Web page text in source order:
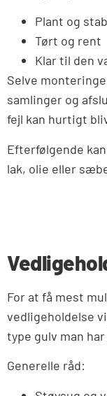
Plant og
Tørt og rent
Klar til den
Selve
samlinger og
fejl kan hurtigt
Efterfølgende
lak, olie eller
For at få mest
vedligeholdelse
type gulv man
Generelle råd: